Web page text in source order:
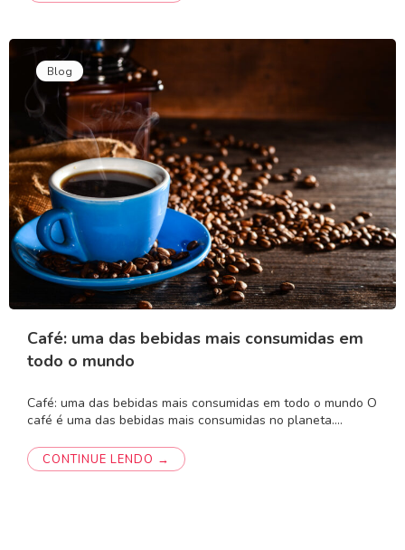
Blog
Café: uma das bebidas mais consumidas em
todo o mundo
Café: uma das bebidas mais consumidas em todo o mundo O
café é uma das bebidas mais consumidas no planeta.…
CONTINUE LENDO →